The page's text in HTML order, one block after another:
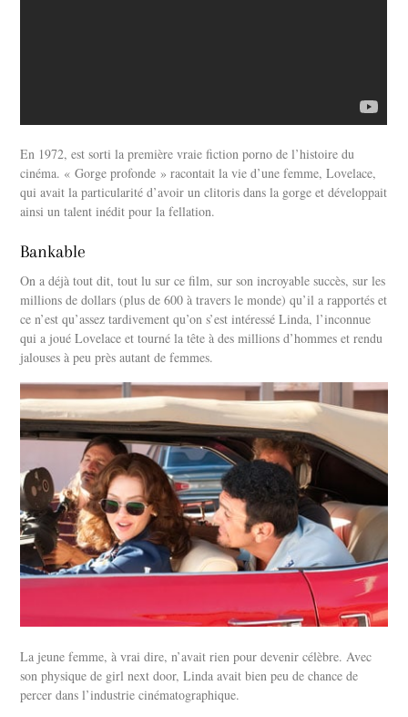
En 1972, est sorti la première vraie fiction porno de l’histoire du
cinéma. « Gorge profonde » racontait la vie d’une femme, Lovelace,
qui avait la particularité d’avoir un clitoris dans la gorge et développait
ainsi un talent inédit pour la fellation.
Bankable
On a déjà tout dit, tout lu sur ce film, sur son incroyable succès, sur les
millions de dollars (plus de 600 à travers le monde) qu’il a rapportés et
ce n’est qu’assez tardivement qu’on s’est intéressé Linda, l’inconnue
qui a joué Lovelace et tourné la tête à des millions d’hommes et rendu
jalouses à peu près autant de femmes.
La jeune femme, à vrai dire, n’avait rien pour devenir célèbre. Avec
son physique de girl next door, Linda avait bien peu de chance de
percer dans l’industrie cinématographique.